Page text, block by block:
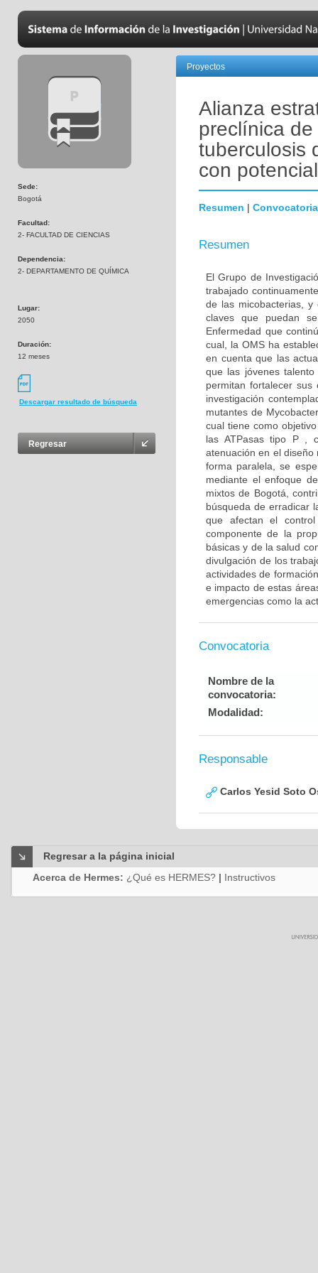
Sede:
Bogotá
Facultad:
2- FACULTAD DE CIENCIAS
Dependencia:
2- DEPARTAMENTO DE QUÍMICA
Lugar:
2050
Duración:
12 meses
Descargar resultado de búsqueda
Regresar
Proyectos
Alianza
preclínica
tuberculosis
con
Resumen | Convocatoria
Resumen
El Grupo de
trabajado
de las micobacterias, y
claves que puedan
Enfermedad que
cual, la OMS ha
en cuenta que las
que las jóvenes
permitan fortalecer sus
investigación
mutantes de
cual tiene como
las ATPasas tipo P ,
atenuación en el
forma paralela, se
mediante el enfoque
mixtos de Bogotá,
búsqueda de erradicar
que afectan el
componente de la
básicas y de la salud
divulgación de los
actividades de
e impacto de estas
emergencias como la
Convocatoria
Nombre de la
convocatoria:
Modalidad:
Responsable
Carlos Yesid Soto
Regresar a la página inicial
Acerca de Hermes: ¿Qué es HERMES? | Instructivos